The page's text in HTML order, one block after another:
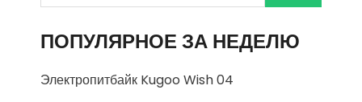
ПОПУЛЯРНОЕ ЗА НЕДЕЛЮ
Электропитбайк Kugoo Wish 04